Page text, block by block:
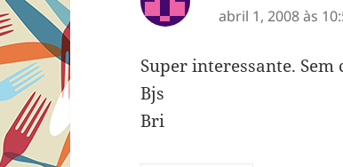
abril 1, 2008 às
Super interessante.
Bjs
Bri